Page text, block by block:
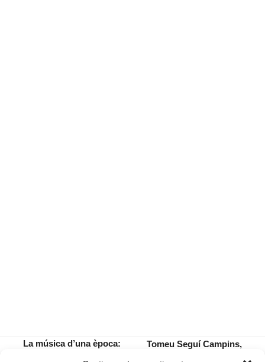
La música d’una època:
Tomeu Seguí Campins,